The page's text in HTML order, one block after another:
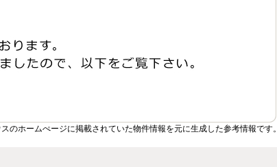
ホームぺージに掲載されていた物件情報を元に生成した参考情報です。